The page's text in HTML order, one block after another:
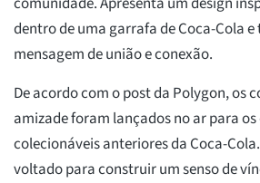
dentro de uma garrafa de Coca-Cola
mensagem de união e conexão.
De acordo com o post da Polygon, os
amizade foram lançados no ar para
colecionáveis anteriores da Coca-
voltado para construir um senso de